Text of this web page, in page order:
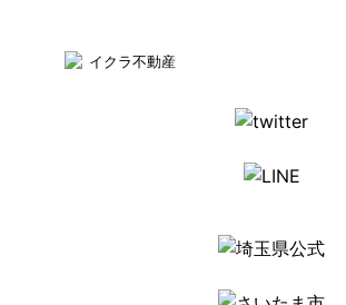
イクラ不動産